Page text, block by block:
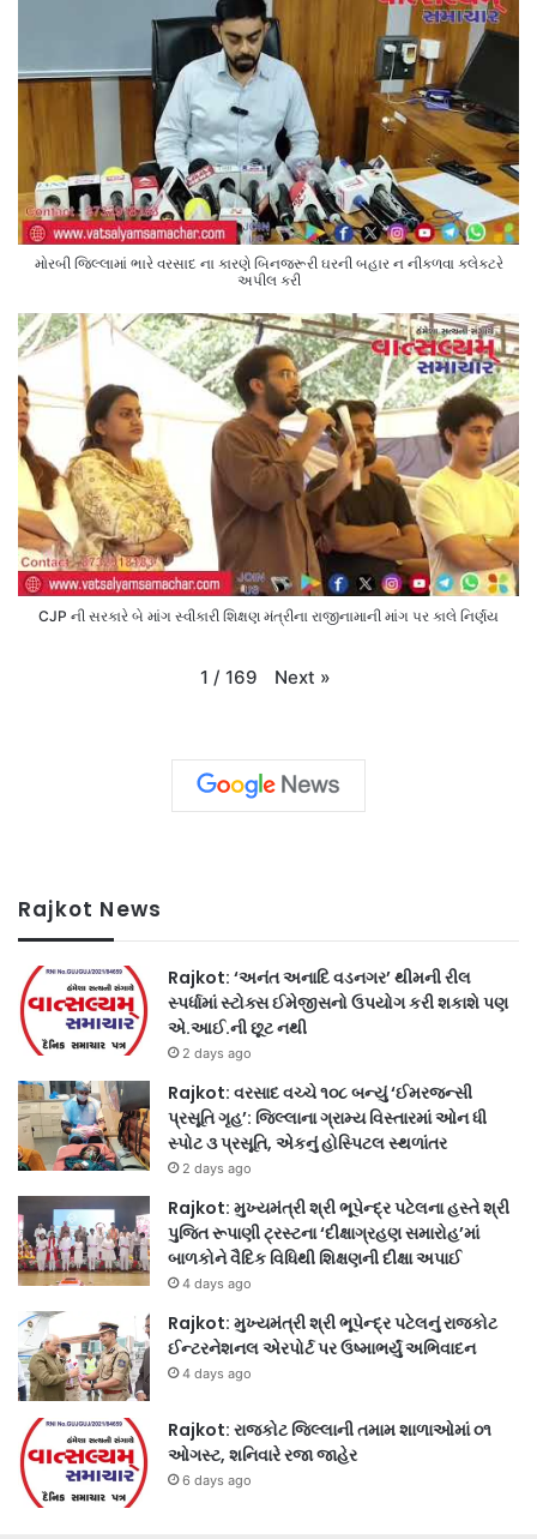
મોરબી જિલ્લામાં ભારે વરસાદ ના કારણે બિનજરૂરી ઘરની બહાર ન નીકળવા કલેક્ટરે
અપીલ કરી
CJP ની સરકારે બે માંગ સ્વીકારી શિક્ષણ મંત્રીના રાજીનામાની માંગ પર કાલે નિર્ણય
1 / 169 Next »
Rajkot News
Rajkot: ‘અનંત અનાદિ વડનગર’ થીમની રીલ
સ્પર્ધામાં સ્ટોક્સ ઈમેજીસનો ઉપયોગ કરી શકાશે પણ
એ.આઈ.ની છૂટ નથી
2 days ago
Rajkot: વરસાદ વચ્ચે ૧૦૮ બન્યું ‘ઈમરજન્સી
પ્રસૂતિ ગૃહ’: જિલ્લાના ગ્રામ્ય વિસ્તારમાં ઓન ધી
સ્પોટ ૩ પ્રસૂતિ, એકનું હોસ્પિટલ સ્થળાંતર
2 days ago
Rajkot: મુખ્યમંત્રી શ્રી ભૂપેન્દ્ર પટેલના હસ્તે શ્રી
પુજિત રૂપાણી ટ્રસ્ટના ‘દીક્ષાગ્રહણ સમારોહ’માં
બાળકોને વૈદિક વિધિથી શિક્ષણની દીક્ષા અપાઈ
4 days ago
Rajkot: મુખ્યમંત્રી શ્રી ભૂપેન્દ્ર પટેલનું રાજકોટ
ઈન્ટરનેશનલ એરપોર્ટ પર ઉષ્માભર્યું અભિવાદન
4 days ago
Rajkot: રાજકોટ જિલ્લાની તમામ શાળાઓમાં ૦૧
ઓગસ્ટ, શનિવારે રજા જાહેર
6 days ago